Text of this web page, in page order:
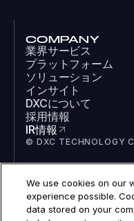
COMPANY
業界サービス
プラットフォーム
ソリューション
インサイト
DXCについて
採用情報
IR情報
© DXC TECHNOLOGY
SOCIAL
LinkedIn
Facebook
We use cookies on our
experience possible.
data stored on your